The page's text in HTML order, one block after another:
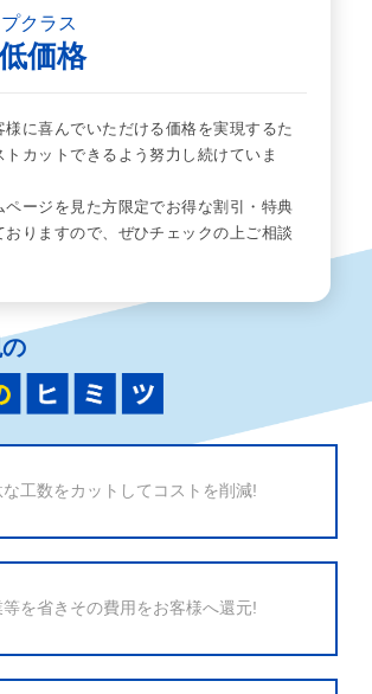
クラス
価格
様に喜んでいただける価格を実現するた
トカットできるよう努力し続けていま
ページを見た方限定でお得な割引・特典
おりますので、ぜひチェックの上ご相談
工数をカットしてコストを削減!
を省きその費用をお客様へ還元!